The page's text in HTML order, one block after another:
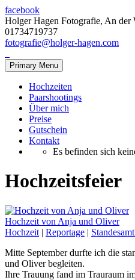
facebook
Holger Hagen Fotografie, An der
01734719737
fotografie@holger-hagen.com
Primary Menu
Hochzeiten
Paarshootings
Über mich
Preise
Gutschein
Kontakt
Es befinden sich
Hochzeitsfeier
Hochzeit von Anja und Oliver
Hochzeit | Reportage |
Mitte September durfte ich die
und Oliver begleiten.
Ihre Trauung fand im Trauraum